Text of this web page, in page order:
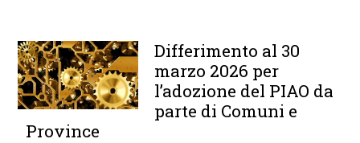
Differimento al 30
marzo 2026 per
l’adozione del PIAO da
parte di Comuni e
Province